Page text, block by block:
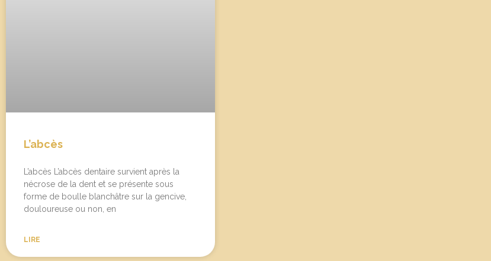
L’abcès
L’abcès L’abcès dentaire survient après la
nécrose de la dent et se présente sous
forme de boulle blanchâtre sur la gencive,
douloureuse ou non, en
LIRE